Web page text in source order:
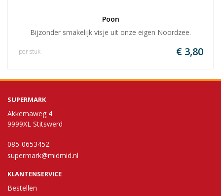
Poon
Bijzonder smakelijk visje uit onze eigen Noordzee.
€ 3,80
per stuk
SUPERMARK
Akkemaweg 4
9999XL Stitswerd
085-0653452
supermark@midmid.nl
KLANTENSERVICE
Bestellen